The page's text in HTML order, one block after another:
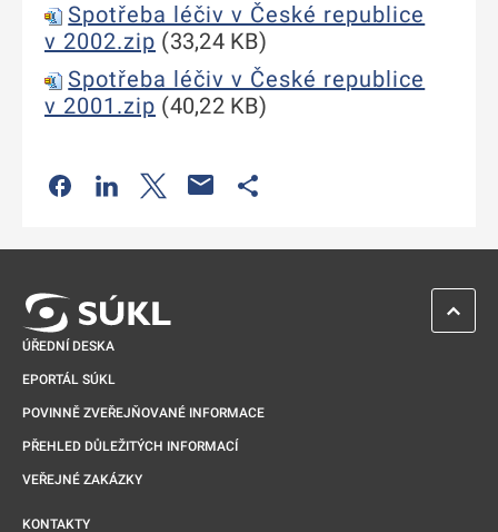
Spotřeba léčiv v České republice
v 2002.zip (33,24 KB)
Spotřeba léčiv v České republice
v 2001.zip (40,22 KB)
Odkaz se otevře na nové kartě
Odkaz se otevře na nové kartě
Odkaz se otevře na nové kartě
ÚŘEDNÍ DESKA
EPORTÁL SÚKL
POVINNĚ ZVEŘEJŇOVANÉ INFORMACE
PŘEHLED DŮLEŽITÝCH INFORMACÍ
VEŘEJNÉ ZAKÁZKY
KONTAKTY
ZPĚT